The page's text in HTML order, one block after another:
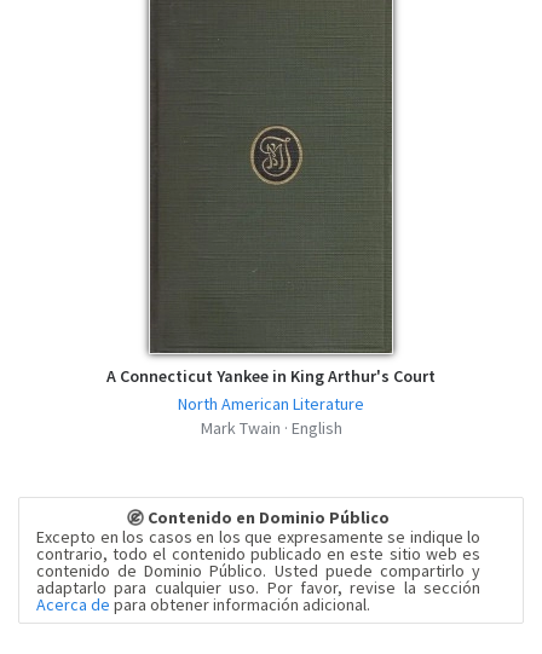
A Connecticut Yankee in King Arthur's Court
North American Literature
Mark Twain · English
Contenido en Dominio Público
Excepto en los casos en los que expresamente se indique lo
contrario, todo el contenido publicado en este sitio web es
contenido de Dominio Público. Usted puede compartirlo y
adaptarlo para cualquier uso. Por favor, revise la sección
Acerca de para obtener información adicional.